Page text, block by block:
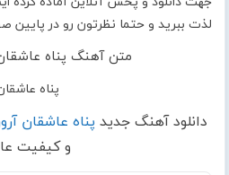
لذت ببرید و حتما نظرتون رو در پایین
متن آهنگ پناه
پناه
دانلود آهنگ جدید پناه عاشقان
و کیفیت